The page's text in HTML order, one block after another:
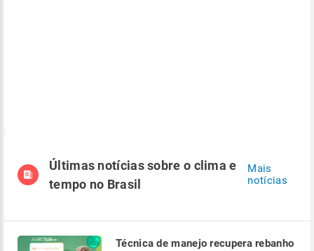
Últimas notícias sobre o clima e
tempo no Brasil
Mais
notícias
Técnica de manejo recupera rebanho